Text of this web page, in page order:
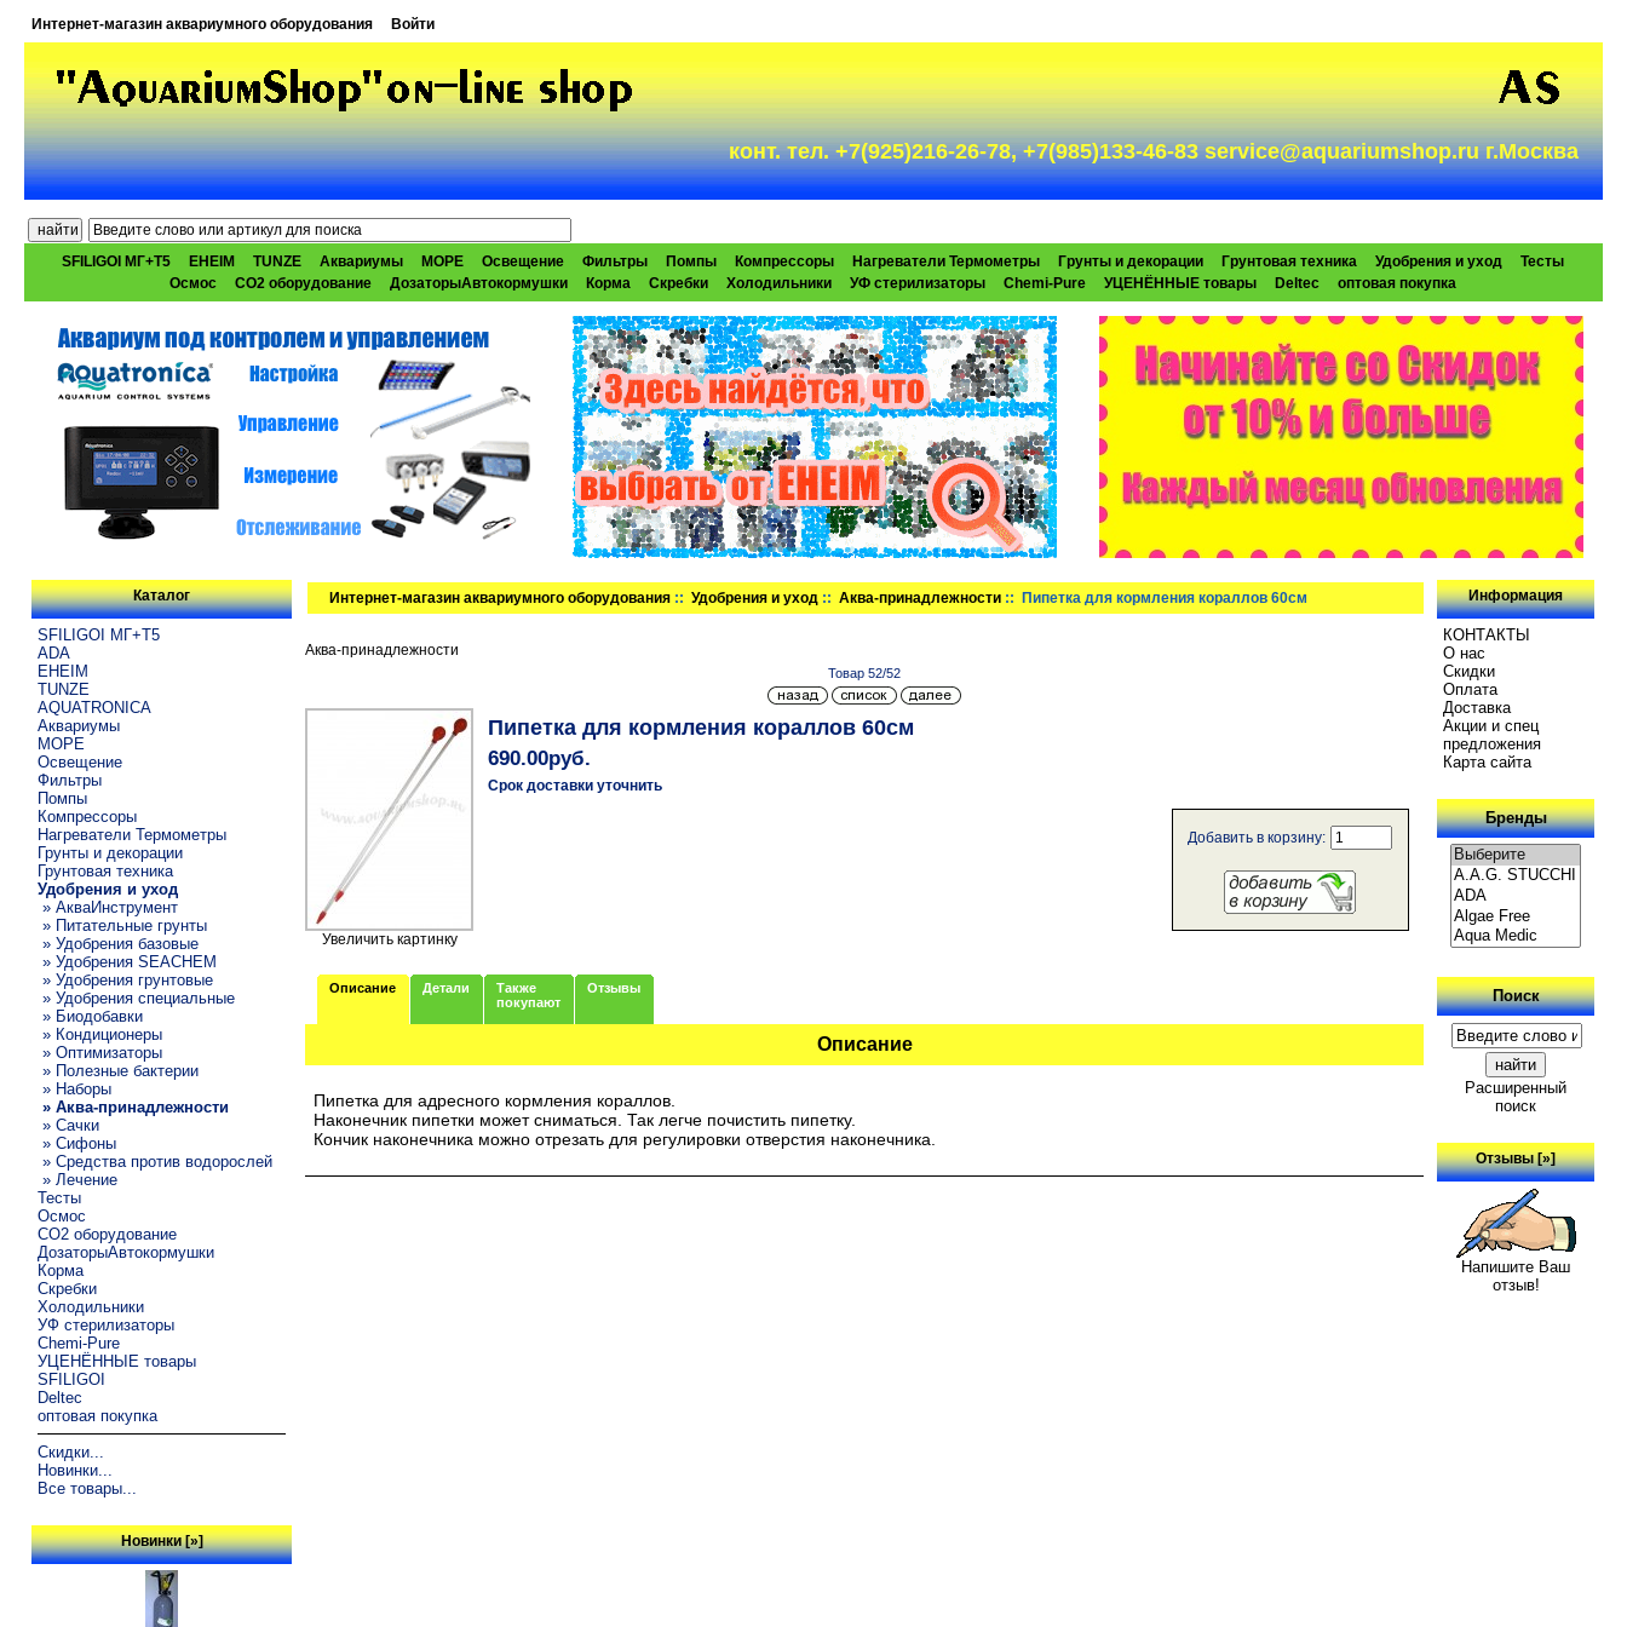
Интернет-магазин аквариумного оборудования Войти
конт. тел. +7(925)216-26-78, +7(985)133-46-83 service@aquariumshop.ru г.Москва
SFILIGOI МГ+Т5 EHEIM TUNZE Аквариумы МОРЕ Освещение Фильтры Помпы Компрессоры Нагреватели Термометры Грунты и декорации Грунтовая техника Удобрения и уход
Тесты
Осмос
CO2 оборудование ДозаторыАвтокормушки Корма Скребки Холодильники УФ стерилизаторы Chemi-Pure УЦЕНЁННЫЕ товары Deltec оптовая покупка
Каталог
SFILIGOI МГ+Т5
ADA
EHEIM
TUNZE
AQUATRONICA
Аквариумы
МОРЕ
Освещение
Фильтры
Помпы
Компрессоры
Нагреватели Термометры
Грунты и декорации
Грунтовая техника
Удобрения и уход
» АкваИнструмент
» Питательные грунты
» Удобрения базовые
» Удобрения SEACHEM
» Удобрения грунтовые
» Удобрения специальные
» Биодобавки
» Кондиционеры
» Оптимизаторы
» Полезные бактерии
» Наборы
» Аква-принадлежности
» Сачки
» Сифоны
» Средства против водорослей
» Лечение
Тесты
Осмос
CO2 оборудование
ДозаторыАвтокормушки
Корма
Скребки
Холодильники
УФ стерилизаторы
Chemi-Pure
УЦЕНЁННЫЕ товары
SFILIGOI
Deltec
оптовая покупка
Скидки...
Новинки...
Все товары...
Новинки [»]
Интернет-магазин аквариумного оборудования ::Удобрения и уход ::Аква-принадлежности :: Пипетка для кормления кораллов 60см
Аква-принадлежности
Товар 52/52
Увеличить картинку
Пипетка для кормления кораллов 60см
690.00руб.
Срок доставки уточнить
Добавить в корзину:
Описание Детали
Также
покупают
Отзывы
Описание
Пипетка для адресного кормления кораллов.
Наконечник пипетки может сниматься. Так легче почистить пипетку.
Кончик наконечника можно отрезать для регулировки отверстия наконечника.
Информация
КОНТАКТЫ
О нас
Скидки
Oплатa
Доставка
Акции и спец
предложения
Карта сайта
Бренды
Поиск
Расширенный
поиск
Отзывы [»]
Напишите Ваш
отзыв!